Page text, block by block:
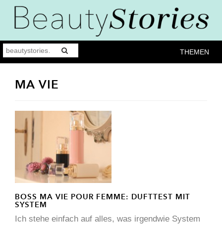
THEMEN
MA VIE
BOSS MA VIE POUR FEMME: DUFTTEST MIT
SYSTEM
Ich stehe einfach auf alles, was irgendwie System